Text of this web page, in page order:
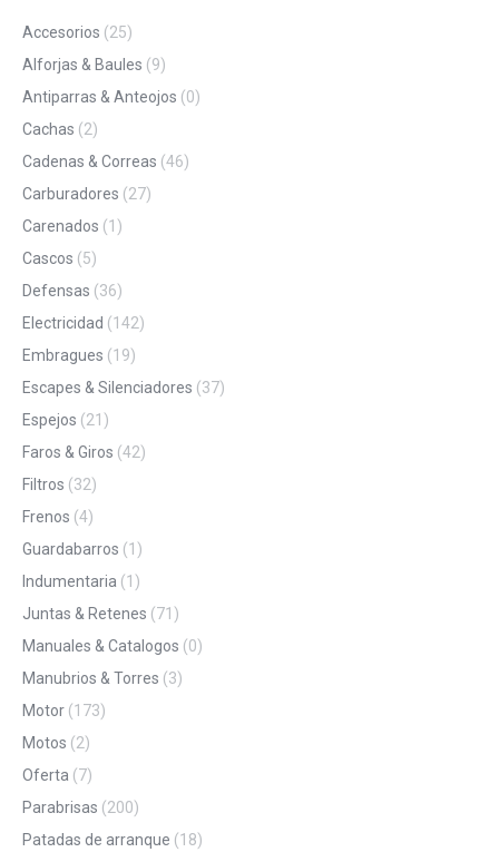
Accesorios (25)
Alforjas & Baules (9)
Antiparras & Anteojos (0)
Cachas (2)
Cadenas & Correas (46)
Carburadores (27)
Carenados (1)
Cascos (5)
Defensas (36)
Electricidad (142)
Embragues (19)
Escapes & Silenciadores (37)
Espejos (21)
Faros & Giros (42)
Filtros (32)
Frenos (4)
Guardabarros (1)
Indumentaria (1)
Juntas & Retenes (71)
Manuales & Catalogos (0)
Manubrios & Torres (3)
Motor (173)
Motos (2)
Oferta (7)
Parabrisas (200)
Patadas de arranque (18)